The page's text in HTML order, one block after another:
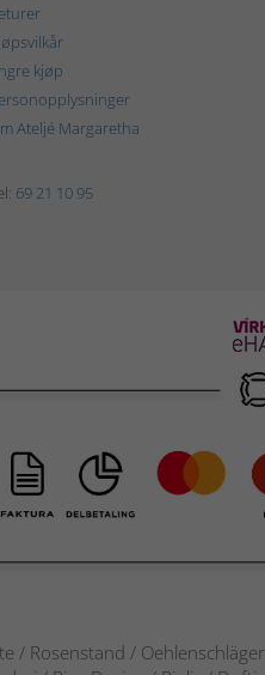
kjøp
Ateljé Margaretha
69 21 10 95
/ Rosenstand /